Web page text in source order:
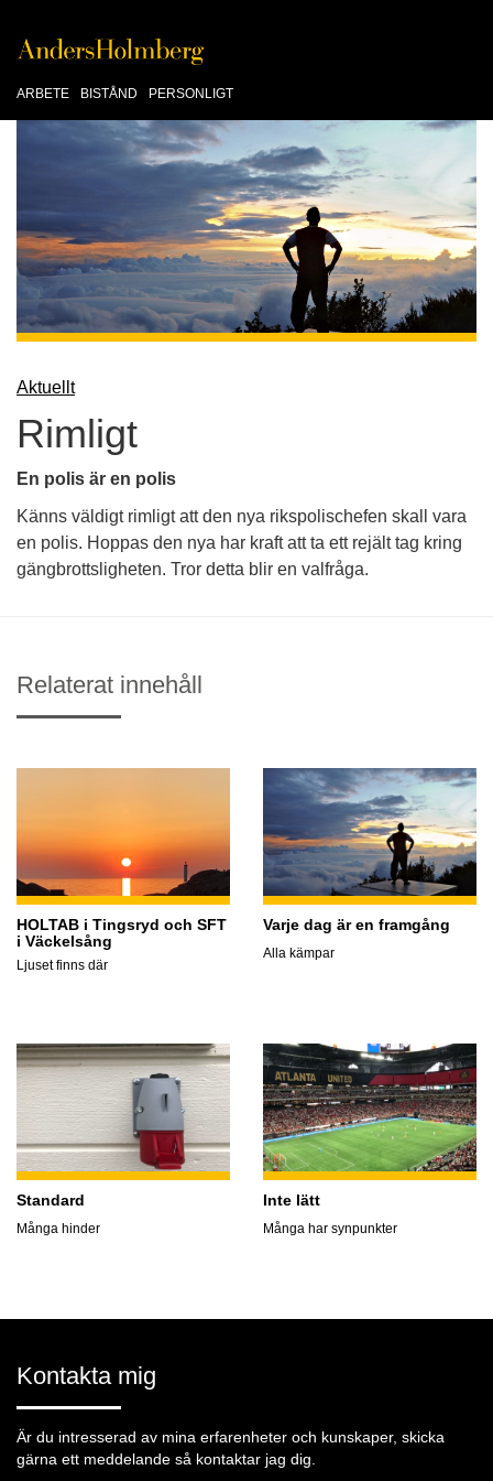
ARBETE BISTÅND PERSONLIGT
Aktuellt
Rimligt
En polis är en polis
Känns väldigt rimligt att den nya rikspolischefen skall vara
en polis. Hoppas den nya har kraft att ta ett rejält tag kring
gängbrottsligheten. Tror detta blir en valfråga.
Relaterat innehåll
HOLTAB i Tingsryd och SFT
i Väckelsång
Ljuset finns där
Varje dag är en framgång
Alla kämpar
Standard
Många hinder
Inte lätt
Många har synpunkter
Kontakta mig
Är du intresserad av mina erfarenheter och kunskaper, skicka
gärna ett meddelande så kontaktar jag dig.